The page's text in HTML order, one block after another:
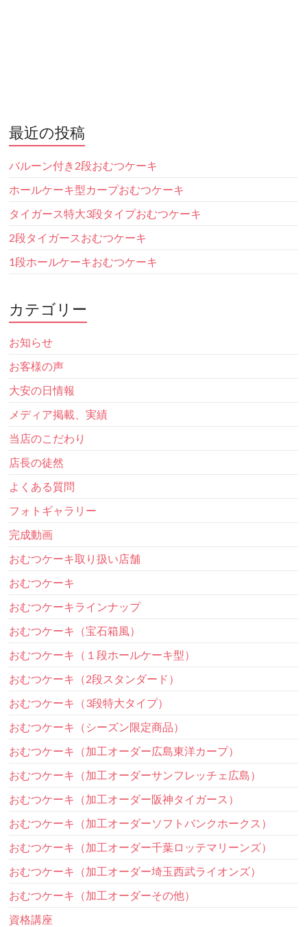
最近の投稿
バルーン付き2段おむつケーキ
ホールケーキ型カープおむつケーキ
タイガース特大3段タイプおむつケーキ
2段タイガースおむつケーキ
1段ホールケーキおむつケーキ
カテゴリー
お知らせ
お客様の声
大安の日情報
メディア掲載、実績
当店のこだわり
店長の徒然
よくある質問
フォトギャラリー
完成動画
おむつケーキ取り扱い店舗
おむつケーキ
おむつケーキラインナップ
おむつケーキ（宝石箱風）
おむつケーキ（１段ホールケーキ型）
おむつケーキ（2段スタンダード）
おむつケーキ（3段特大タイプ）
おむつケーキ（シーズン限定商品）
おむつケーキ（加工オーダー広島東洋カープ）
おむつケーキ（加工オーダーサンフレッチェ広島）
おむつケーキ（加工オーダー阪神タイガース）
おむつケーキ（加工オーダーソフトバンクホークス）
おむつケーキ（加工オーダー千葉ロッテマリーンズ）
おむつケーキ（加工オーダー埼玉西武ライオンズ）
おむつケーキ（加工オーダーその他）
資格講座